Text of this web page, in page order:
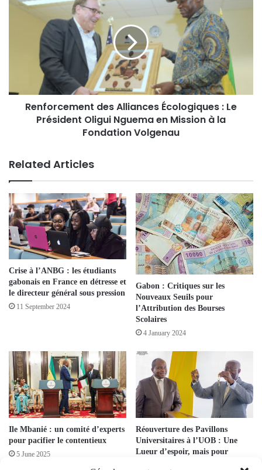
Renforcement des Alliances Écologiques : Le
Président Oligui Nguema en Mission à la
Fondation Volgenau
Related Articles
Crise à l’ANBG : les étudiants
gabonais en France en détresse et
le directeur général sous pression
11 September 2024
Gabon : Critiques sur les
Nouveaux Seuils pour
l’Attribution des Bourses
Scolaires
4 January 2024
Ile Mbanié : un comité d’experts
pour pacifier le contentieux
5 June 2025
Réouverture des Pavillons
Universitaires à l’UOB : Une
Lueur d’espoir, mais pour